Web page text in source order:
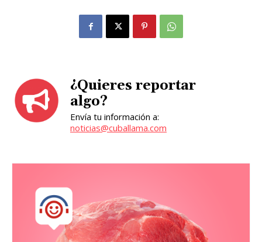
¿Quieres reportar
algo?
Envía tu información a:
noticias@cuballama.com